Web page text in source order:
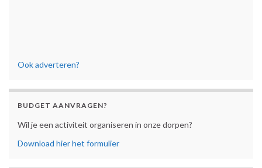
Ook adverteren?
BUDGET AANVRAGEN?
Wil je een activiteit organiseren in onze dorpen?
Download hier het formulier